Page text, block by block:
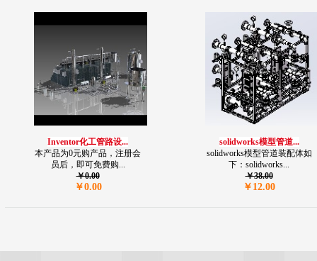
Inventor化工管路设...
本产品为0元购产品，注册会
员后，即可免费购...
￥0.00
￥0.00
solidworks模型管道...
solidworks模型管道装配体如
下：solidworks...
￥38.00
￥12.00